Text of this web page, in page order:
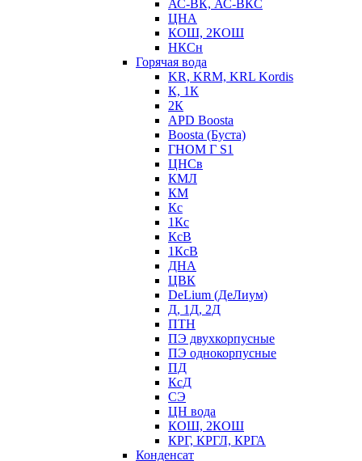
АС-ВК, АС-ВКС
ЦНА
КОШ, 2КОШ
НКСн
Горячая вода
KR, KRM, KRL Kordis
К, 1К
2К
APD Boosta
Boosta (Буста)
ГНОМ Г S1
ЦНСв
КМЛ
КМ
Кс
1Кс
КсВ
1КсВ
ДНА
ЦВК
DeLium (ДеЛиум)
Д, 1Д, 2Д
ПТН
ПЭ двухкорпусные
ПЭ однокорпусные
ПД
КсД
СЭ
ЦН вода
КОШ, 2КОШ
КРГ, КРГЛ, КРГА
Конденсат